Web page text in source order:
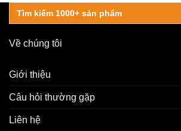
Search
for:
Về chúng tôi
Giới thiệu
Câu hỏi thường gặp
Liên hệ